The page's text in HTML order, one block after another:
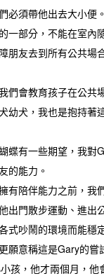
必須帶他出去大小便。
一部分，不能在室內
朋友去到所有公共場
們會教育孩子在公共
幼犬，我也是抱持著
蝶有一些期望，我對
的能力。
有陪伴能力之前，我
出門散步運動、進出
式吵鬧的環境而能穩
願意稱這是Gary的嘗
孩，他才兩個月，他